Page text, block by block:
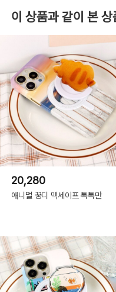
이 상품과 같이 본 상
20,280
애니멀 꿍디 맥세이프 톡톡만